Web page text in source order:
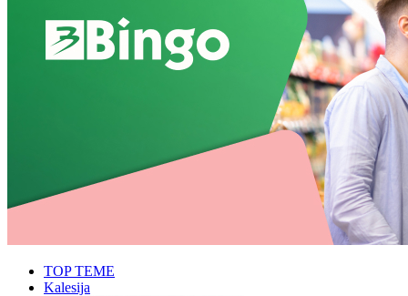
TOP TEME
Kalesija